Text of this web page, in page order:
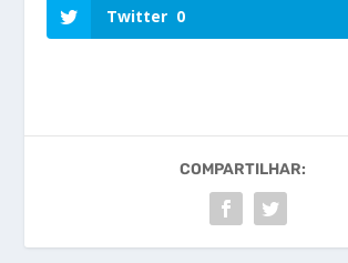
Twitter 0
COMPARTILHAR: